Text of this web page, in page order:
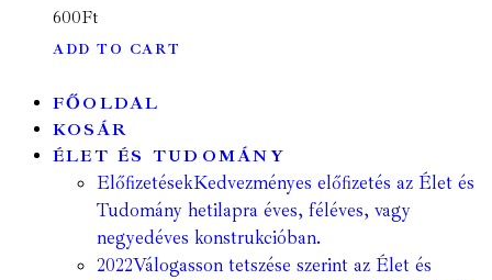
600Ft
ADD TO CART
FŐOLDAL
KOSÁR
ÉLET ÉS TUDOMÁNY
ElőfizetésekKedvezményes előfizetés az Élet és
Tudomány hetilapra éves, féléves, vagy
negyedéves konstrukcióban.
2022Válogasson tetszése szerint az Élet és